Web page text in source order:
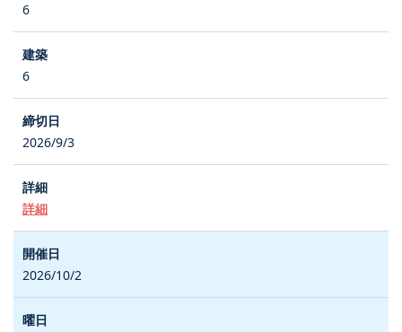
6
6
2026/9/3
詳細
2026/10/2